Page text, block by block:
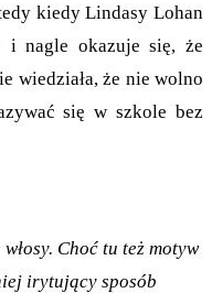
kiedy Lindasy Lohan
i nagle okazuje się, że
wiedziała, że nie wolno
się w szkole bez
Choć tu też motyw
irytujący sposób